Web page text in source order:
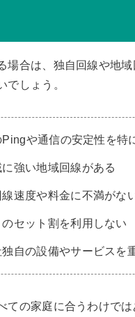
場合は、独自回線や地
でしょう。
や通信の安定性を特
強い地域回線がある
速度や料金に不満がな
のセット割を利用しない
独自の設備やサービスを
ての家庭に合うわけでは